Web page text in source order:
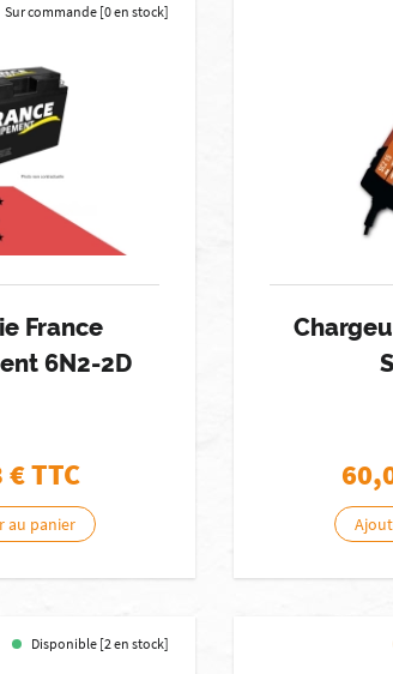
Sur commande [0 en stock]
France
6N2-2D
€ TTC
au panier
Disponible [2 en stock]